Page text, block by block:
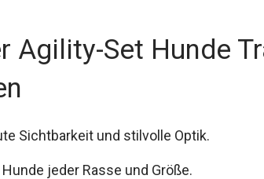
Agility-Set Hunde
Sichtbarkeit und stilvolle Optik.
jeder Rasse und Größe.